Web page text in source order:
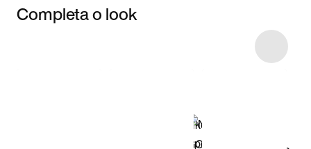
Completa o look